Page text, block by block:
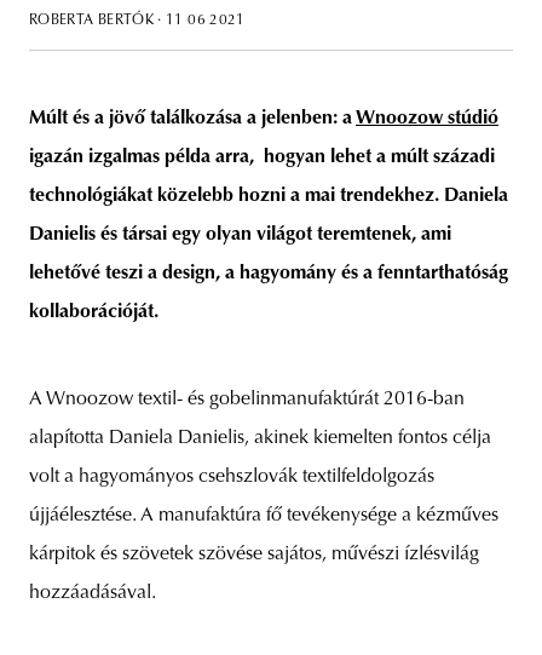
ROBERTA BERTÓK · 11 06 2021
Múlt és a jövő találkozása a jelenben: aWnoozow stúdió
igazán izgalmas példa arra, hogyan lehet a múlt századi
technológiákat közelebb hozni a mai trendekhez. Daniela
Danielis és társai egy olyan világot teremtenek, ami
lehetővé teszi a design, a hagyomány és a fenntarthatóság
kollaborációját.
A Wnoozow textil- és gobelinmanufaktúrát 2016-ban
alapította Daniela Danielis, akinek kiemelten fontos célja
volt a hagyományos csehszlovák textilfeldolgozás
újjáélesztése. A manufaktúra fő tevékenysége a kézműves
kárpitok és szövetek szövése sajátos, művészi ízlésvilág
hozzáadásával.